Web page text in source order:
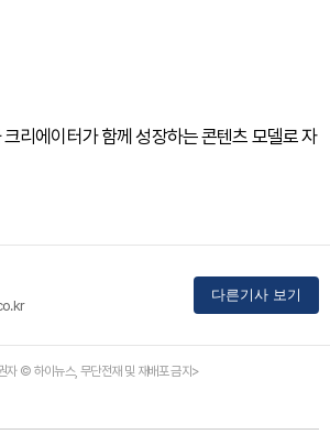
리에이터가 함께 성장하는 콘텐츠 모델로 자
다른기사 보기
자 © 하이뉴스, 무단전재 및 재배포 금지>